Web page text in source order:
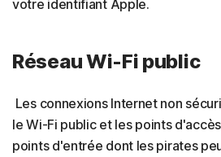
votre identifiant Apple.
Réseau Wi-Fi public
Les connexions Internet non
leWi-Fi public et les points
points d'entrée dont les pirates